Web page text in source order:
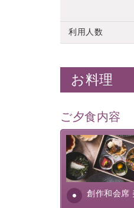
利用人数
お料理
ご夕食内容
創作和会席
美湖膳とは諏訪
提供する為に料
明が考え出した
す。美しい諏訪